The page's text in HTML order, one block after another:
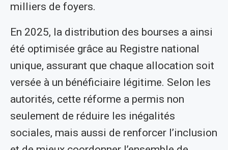
milliers de foyers.
En 2025, la distribution des bourses a ainsi
été optimisée grâce au Registre national
unique, assurant que chaque allocation soit
versée à un bénéficiaire légitime. Selon les
autorités, cette réforme a permis non
seulement de réduire les inégalités
sociales, mais aussi de renforcer l’inclusion